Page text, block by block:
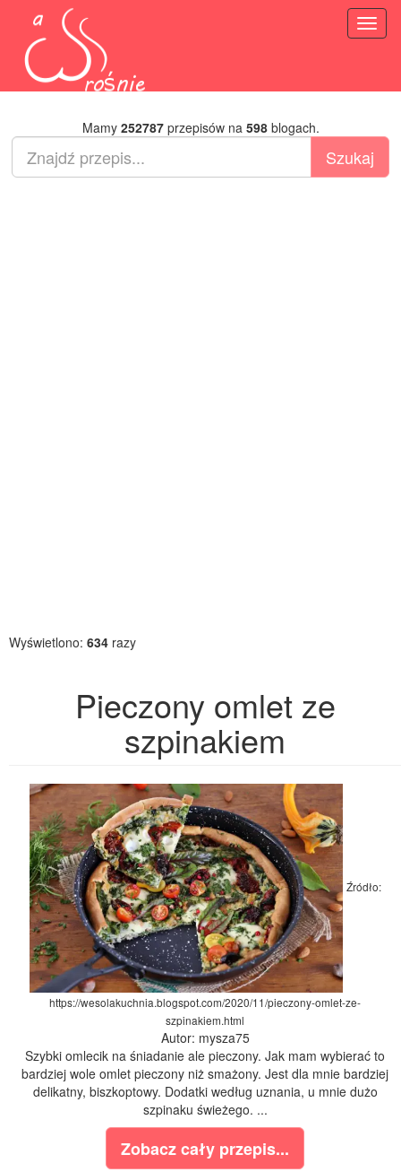
Mamy 252787przepisów na 598blogach.
Wyświetlono: 634 razy
Pieczony omlet ze
szpinakiem
Źródło:
https://wesolakuchnia.blogspot.com/2020/11/pieczony-omlet-ze-
szpinakiem.html
Autor: mysza75
Szybki omlecik na śniadanie ale pieczony. Jak mam wybierać to
bardziej wole omlet pieczony niż smażony. Jest dla mnie bardziej
delikatny, biszkoptowy. Dodatki według uznania, u mnie dużo
szpinaku świeżego. ...
Zobacz cały przepis...